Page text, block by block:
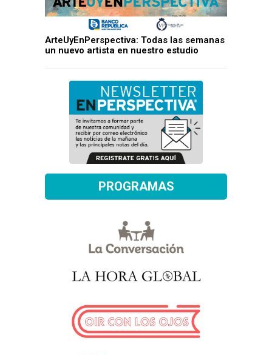
ArteUyEnPerspectiva: Todas las semanas
un nuevo artista en nuestro estudio
PROGRAMAS